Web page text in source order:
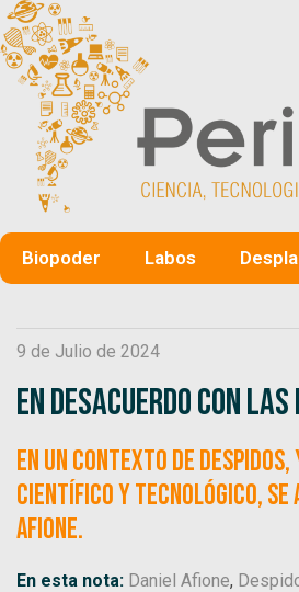
Biopoder Labos
9 de Julio de 2024
En desacuerdo con
En un contexto de
científico y tecnológico, se
Afione.
En esta nota: Daniel Afione,